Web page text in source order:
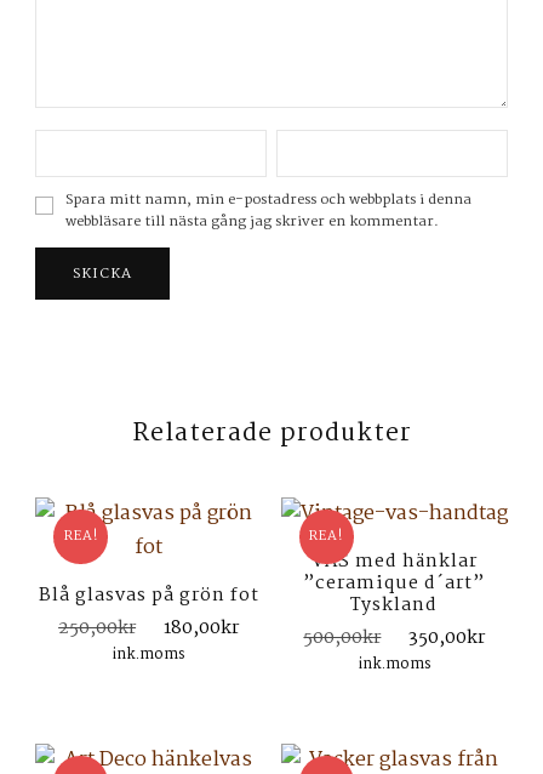
Spara mitt namn, min e-postadress och webbplats i denna
webbläsare till nästa gång jag skriver en kommentar.
Relaterade produkter
REA!
Blå glasvas på grön fot
250,00kr
Det
ursprungliga
180,00kr
nuvarande
ink.moms
REA!
VAS med hänklar
”ceramique d´art”
Tyskland
500,00kr
Det
ursprungliga
350,00kr
ink.moms